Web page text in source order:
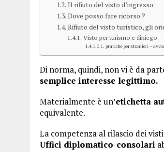
Il rifiuto del visto d’ingresso
Dove posso fare ricorso ?
Rifiuto del visto turistico, gli
Visto per turismo e diniego
pratiche per stranieri –
Di norma, quindi, non vi è da
semplice interesse legittimo.
Materialmente è un’etichetta
equivalente.
La competenza al rilascio dei
Uffici diplomatico-consolari